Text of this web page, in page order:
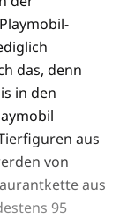
das, denn
in den
aus
von
aus
95